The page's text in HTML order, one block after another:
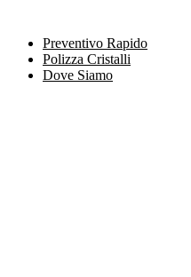
Preventivo Rapido
Polizza Cristalli
Dove Siamo